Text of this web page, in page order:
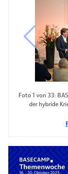
Foto 1 von 33:
der hybride